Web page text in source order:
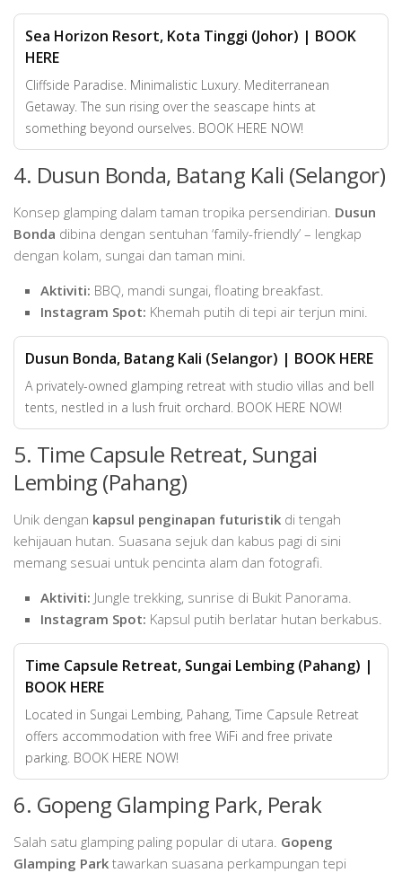
Sea Horizon Resort, Kota Tinggi (Johor) | BOOK
HERE
Cliffside Paradise. Minimalistic Luxury. Mediterranean
Getaway. The sun rising over the seascape hints at
something beyond ourselves. BOOK HERE NOW!
4. Dusun Bonda, Batang Kali (Selangor)
Konsep glamping dalam taman tropika persendirian. Dusun
Bonda dibina dengan sentuhan ‘family-friendly’ – lengkap
dengan kolam, sungai dan taman mini.
Aktiviti: BBQ, mandi sungai, floating breakfast.
Instagram Spot: Khemah putih di tepi air terjun mini.
Dusun Bonda, Batang Kali (Selangor) | BOOK HERE
A privately-owned glamping retreat with studio villas and bell
tents, nestled in a lush fruit orchard. BOOK HERE NOW!
5. Time Capsule Retreat, Sungai
Lembing (Pahang)
Unik dengan kapsul penginapan futuristik di tengah
kehijauan hutan. Suasana sejuk dan kabus pagi di sini
memang sesuai untuk pencinta alam dan fotografi.
Aktiviti: Jungle trekking, sunrise di Bukit Panorama.
Instagram Spot: Kapsul putih berlatar hutan berkabus.
Time Capsule Retreat, Sungai Lembing (Pahang) |
BOOK HERE
Located in Sungai Lembing, Pahang, Time Capsule Retreat
offers accommodation with free WiFi and free private
parking. BOOK HERE NOW!
6. Gopeng Glamping Park, Perak
Salah satu glamping paling popular di utara. Gopeng
Glamping Park tawarkan suasana perkampungan tepi